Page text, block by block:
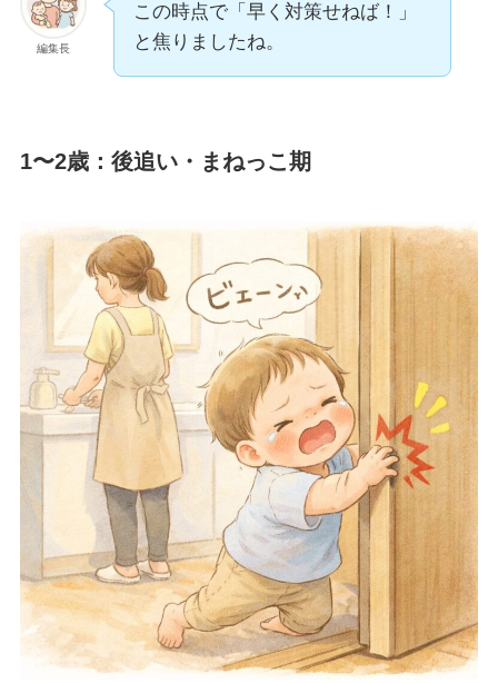
編集長
この時点で「早く対策せねば！」
と焦りましたね。
1〜2歳：後追い・まねっこ期